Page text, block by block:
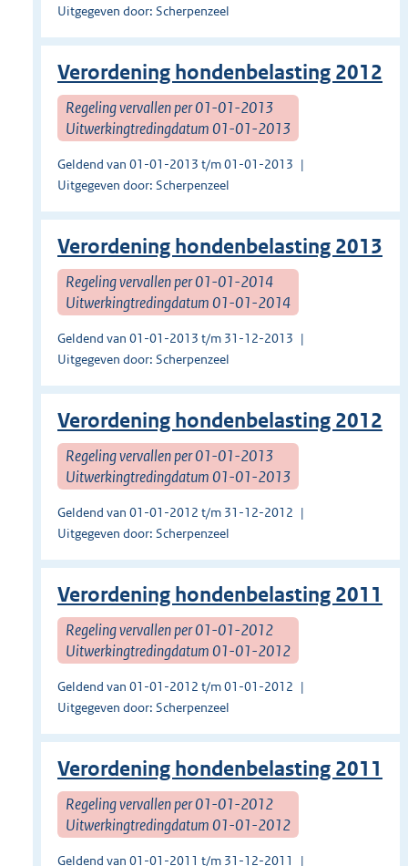
Uitgegeven door: Scherpenzeel
Verordening hondenbelasting 2012
Regeling vervallen per 01-01-2013
Uitwerkingtredingdatum 01-01-2013
Geldend van 01-01-2013 t/m 01-01-2013
Uitgegeven door: Scherpenzeel
Verordening hondenbelasting 2013
Regeling vervallen per 01-01-2014
Uitwerkingtredingdatum 01-01-2014
Geldend van 01-01-2013 t/m 31-12-2013
Uitgegeven door: Scherpenzeel
Verordening hondenbelasting 2012
Regeling vervallen per 01-01-2013
Uitwerkingtredingdatum 01-01-2013
Geldend van 01-01-2012 t/m 31-12-2012
Uitgegeven door: Scherpenzeel
Verordening hondenbelasting 2011
Regeling vervallen per 01-01-2012
Uitwerkingtredingdatum 01-01-2012
Geldend van 01-01-2012 t/m 01-01-2012
Uitgegeven door: Scherpenzeel
Verordening hondenbelasting 2011
Regeling vervallen per 01-01-2012
Uitwerkingtredingdatum 01-01-2012
Geldend van 01-01-2011 t/m 31-12-2011